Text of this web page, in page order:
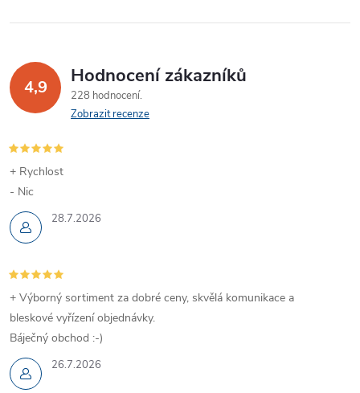
4,9 Hodnocení zákazníků
228 hodnocení
Zobrazit recenze
28.7.2026
+ Rychlost
- Nic
26.7.2026
+ Výborný sortiment za dobré ceny, skvělá komunikace a
bleskové vyřízení objednávky.
Báječný obchod :-)